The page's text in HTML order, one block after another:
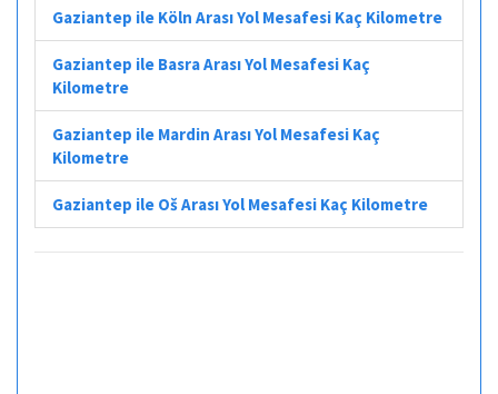
Gaziantep ile Köln Arası Yol Mesafesi Kaç Kilometre
Gaziantep ile Basra Arası Yol Mesafesi Kaç
Kilometre
Gaziantep ile Mardin Arası Yol Mesafesi Kaç
Kilometre
Gaziantep ile Oš Arası Yol Mesafesi Kaç Kilometre